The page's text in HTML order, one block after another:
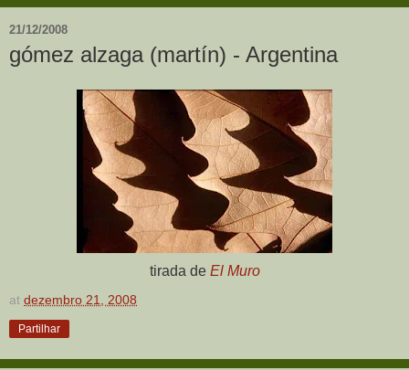
21/12/2008
gómez alzaga (martín) - Argentina
tirada de El Muro
at dezembro 21, 2008
Partilhar